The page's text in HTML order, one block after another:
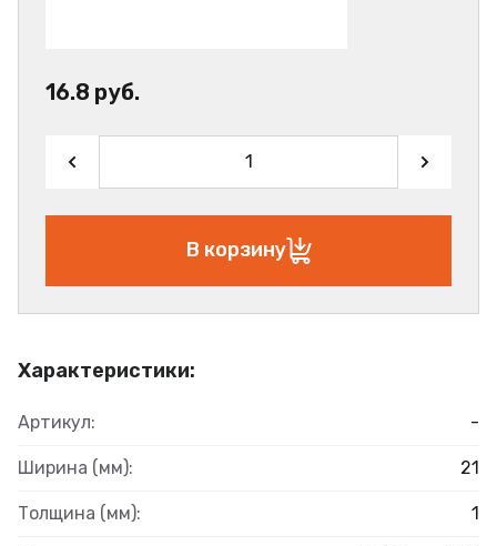
Характеристики:
Артикул: -
Ширина (мм): 21
Толщина (мм): 1
16.8 руб.
В корзину